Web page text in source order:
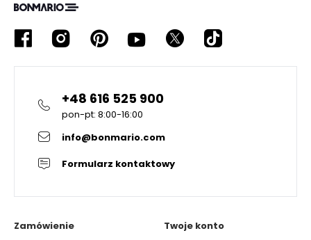
+48 616 525 900
pon-pt: 8:00-16:00
info@bonmario.com
Formularz kontaktowy
Zamówienie
Twoje konto